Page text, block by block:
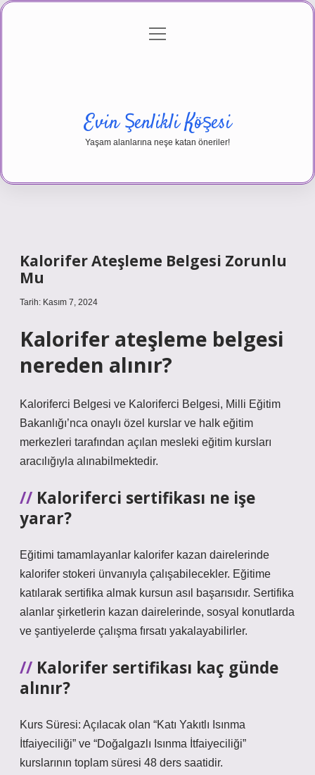
Gizlilik Politikası
menüyü
Evin Şenlikli Köşesi
Yaşam alanlarına neşe katan öneriler!
Kalorifer Ateşleme Belgesi Zorunlu
Mu
Tarih: Kasım 7, 2024
Kalorifer ateşleme belgesi
nereden alınır?
Kaloriferci Belgesi ve Kaloriferci Belgesi, Milli Eğitim
Bakanlığı’nca onaylı özel kurslar ve halk eğitim
merkezleri tarafından açılan mesleki eğitim kursları
aracılığıyla alınabilmektedir.
Kaloriferci sertifikası ne işe
yarar?
Eğitimi tamamlayanlar kalorifer kazan dairelerinde
kalorifer stokeri ünvanıyla çalışabilecekler. Eğitime
katılarak sertifika almak kursun asıl başarısıdır. Sertifika
alanlar şirketlerin kazan dairelerinde, sosyal konutlarda
ve şantiyelerde çalışma fırsatı yakalayabilirler.
Kalorifer sertifikası kaç günde
alınır?
Kurs Süresi: Açılacak olan “Katı Yakıtlı Isınma
İtfaiyeciliği” ve “Doğalgazlı Isınma İtfaiyeciliği”
kurslarının toplam süresi 48 ders saatidir.